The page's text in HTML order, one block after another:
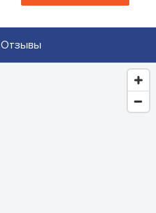
Отзывы